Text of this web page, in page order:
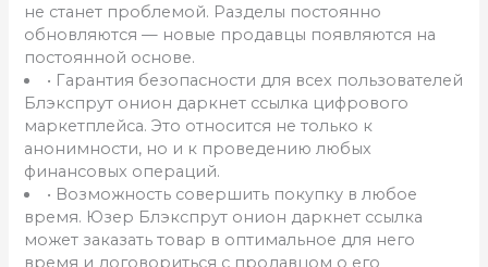
не станет проблемой. Разделы постоянно
обновляются — новые продавцы появляются на
постоянной основе.
• Гарантия безопасности для всех пользователей
Блэкспрут онион даркнет ссылка цифрового
маркетплейса. Это относится не только к
анонимности, но и к проведению любых
финансовых операций.
• Возможность совершить покупку в любое
время. Юзер Блэкспрут онион даркнет ссылка
может заказать товар в оптимальное для него
время и договориться с продавцом о его